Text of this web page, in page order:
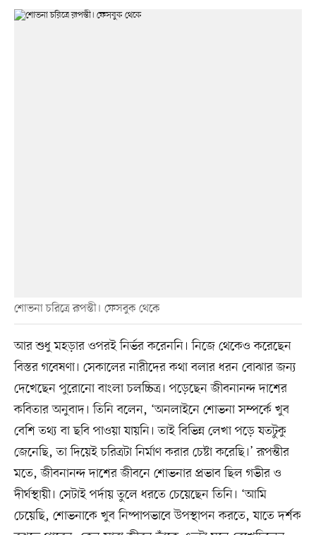
শোভনা চরিত্রে রূপন্তী। ফেসবুক থেকে
আর শুধু মহড়ার ওপরই নির্ভর করেননি। নিজে থেকেও করেছেন
বিস্তর গবেষণা। সেকালের নারীদের কথা বলার ধরন বোঝার জন্য
দেখেছেন পুরোনো বাংলা চলচ্চিত্র। পড়েছেন জীবনানন্দ দাশের
কবিতার অনুবাদ। তিনি বলেন, ‘অনলাইনে শোভনা সম্পর্কে খুব
বেশি তথ্য বা ছবি পাওয়া যায়নি। তাই বিভিন্ন লেখা পড়ে যতটুকু
জেনেছি, তা দিয়েই চরিত্রটা নির্মাণ করার চেষ্টা করেছি।’ রূপন্তীর
মতে, জীবনানন্দ দাশের জীবনে শোভনার প্রভাব ছিল গভীর ও
দীর্ঘস্থায়ী। সেটাই পর্দায় তুলে ধরতে চেয়েছেন তিনি। ‘আমি
চেয়েছি, শোভনাকে খুব নিষ্পাপভাবে উপস্থাপন করতে, যাতে দর্শক